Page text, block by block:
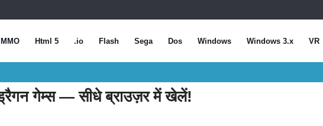
MMO Html 5 .io Flash Sega Dos Windows Windows 3.x VR
गेम्स — सीधे ब्राउज़र में खेलें!